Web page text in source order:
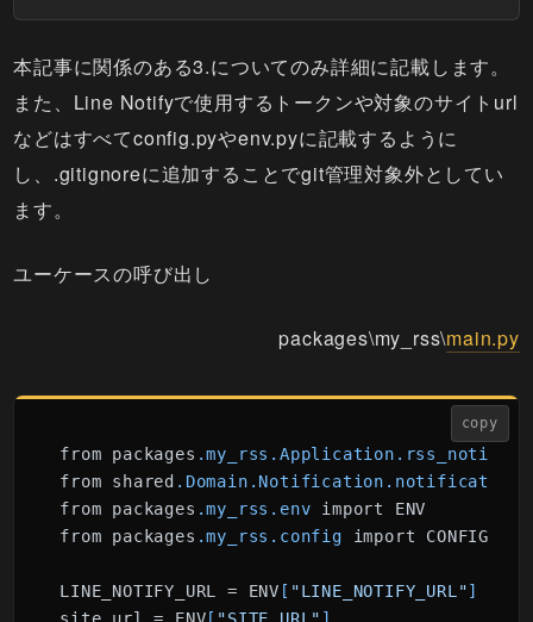
本記事に関係のある3.についてのみ詳細に記載します。
また、Line Notifyで使用するトークンや対象のサイトurl
などはすべてconfig.pyやenv.pyに記載するように
し、.gitignoreに追加することでgit管理対象外としてい
ます。
ユーケースの呼び出し
packages\my_rss\main.py
copy
from packages .my_rss .Application
from shared .Domain .Notification .notification
from packages .my_rss .env import ENV
from packages .my_rss .config import CONFIG
LINE_NOTIFY_URL = ENV [ "LINE_NOTIFY_URL"]